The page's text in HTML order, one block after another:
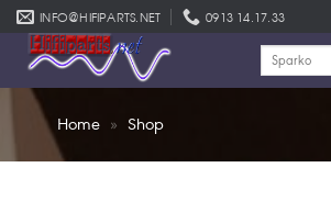
Skip
to
content
INFO@HIFIPARTS.NET 0913 14.17.33
Tìm
kiếm:
Home » Shop